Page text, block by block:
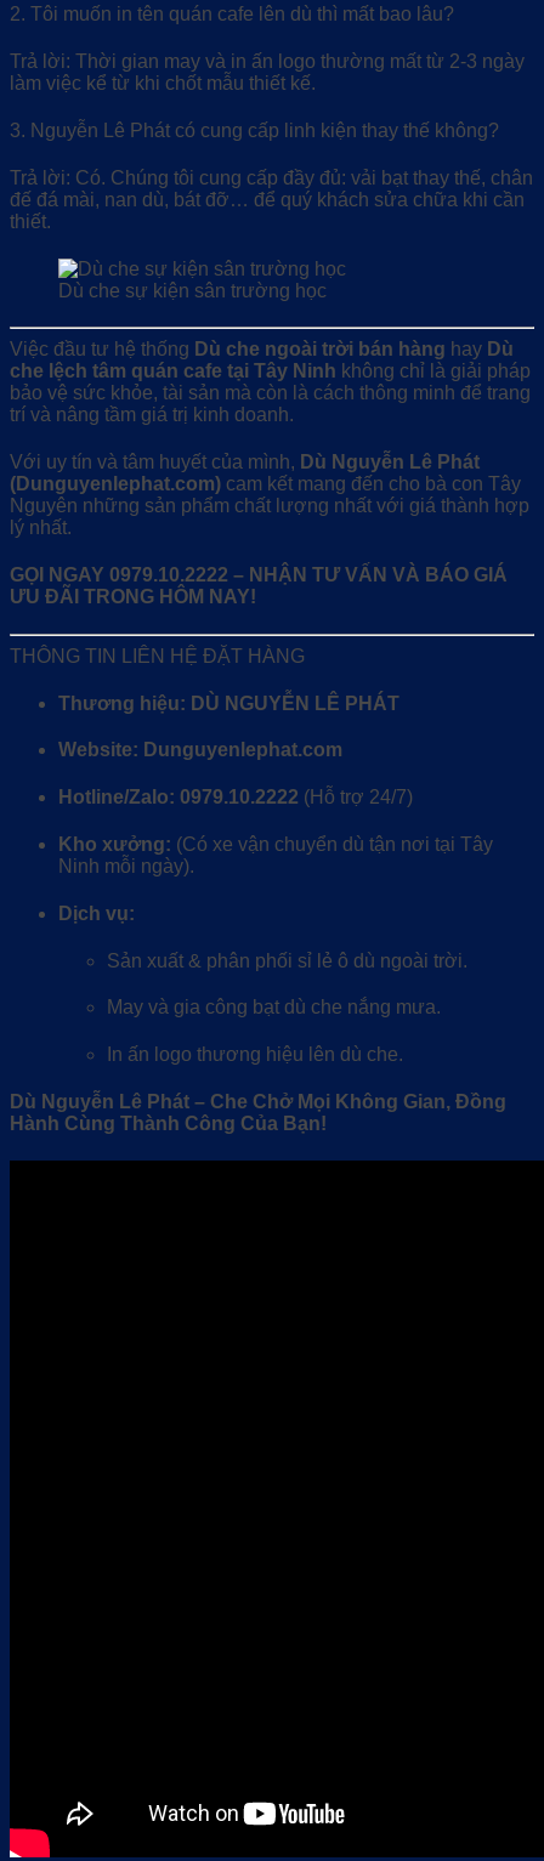
2. Tôi muốn in tên quán cafe lên dù thì mất bao lâu?
Trả lời: Thời gian may và in ấn logo thường mất từ 2-3 ngày
làm việc kể từ khi chốt mẫu thiết kế.
3. Nguyễn Lê Phát có cung cấp linh kiện thay thế không?
Trả lời: Có. Chúng tôi cung cấp đầy đủ: vải bạt thay thế, chân
đế đá mài, nan dù, bát đỡ… để quý khách sửa chữa khi cần
thiết.
Dù che sự kiện sân trường học
Việc đầu tư hệ thống Dù che ngoài trời bán hàng hay Dù
che lệch tâm quán cafe tại Tây Ninh không chỉ là giải pháp
bảo vệ sức khỏe, tài sản mà còn là cách thông minh để trang
trí và nâng tầm giá trị kinh doanh.
Với uy tín và tâm huyết của mình, Dù Nguyễn Lê Phát
(Dunguyenlephat.com) cam kết mang đến cho bà con Tây
Nguyên những sản phẩm chất lượng nhất với giá thành hợp
lý nhất.
GỌI NGAY 0979.10.2222 – NHẬN TƯ VẤN VÀ BÁO GIÁ
ƯU ĐÃI TRONG HÔM NAY!
THÔNG TIN LIÊN HỆ ĐẶT HÀNG
Thương hiệu: DÙ NGUYỄN LÊ PHÁT
Website: Dunguyenlephat.com
Hotline/Zalo: 0979.10.2222 (Hỗ trợ 24/7)
Kho xưởng: (Có xe vận chuyển dù tận nơi tại Tây
Ninh mỗi ngày).
Dịch vụ:
Sản xuất & phân phối sỉ lẻ ô dù ngoài trời.
May và gia công bạt dù che nắng mưa.
In ấn logo thương hiệu lên dù che.
Dù Nguyễn Lê Phát – Che Chở Mọi Không Gian, Đồng
Hành Cùng Thành Công Của Bạn!